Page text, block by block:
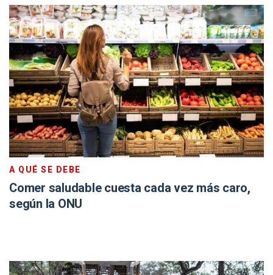
A QUÉ SE DEBE
Comer saludable cuesta cada vez más caro,
según la ONU